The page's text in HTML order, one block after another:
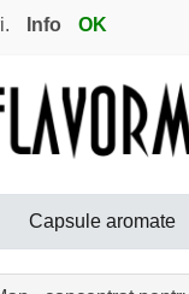
Info OK
Capsule aromate